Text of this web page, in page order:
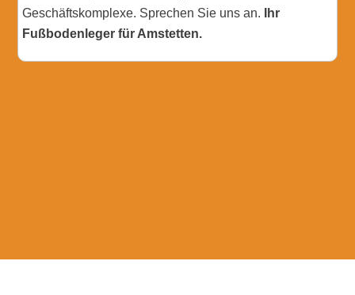
Geschäftskomplexe. Sprechen Sie uns an.
Ihr
Fußbodenleger für Amstetten.